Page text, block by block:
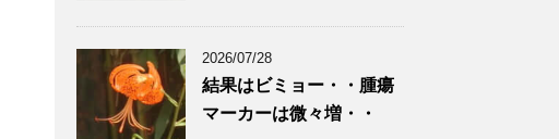
2026/07/28
結果はビミョー・・腫瘍
マーカーは微々増・・